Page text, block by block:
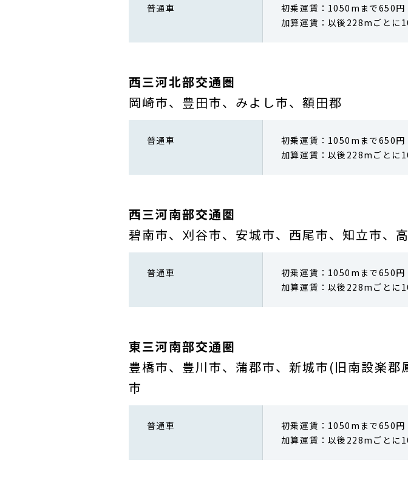
普通車
初乗運賃：1050mまで650円
加算運賃：以後228mごとに
西三河北部交通圏
岡崎市、豊田市、みよし市、額田郡
普通車
初乗運賃：1050mまで650円
加算運賃：以後228mごとに
西三河南部交通圏
碧南市、刈谷市、安城市、西尾市、知立市、
普通車
初乗運賃：1050mまで650円
加算運賃：以後228mごとに
東三河南部交通圏
豊橋市、豊川市、蒲郡市、新城市(旧南設楽
市
普通車
初乗運賃：1050mまで650円
加算運賃：以後228mごとに